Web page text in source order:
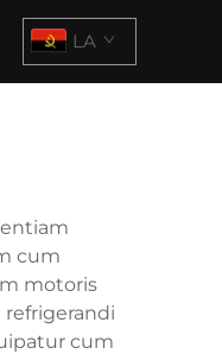
LA
cum
motoris
cum